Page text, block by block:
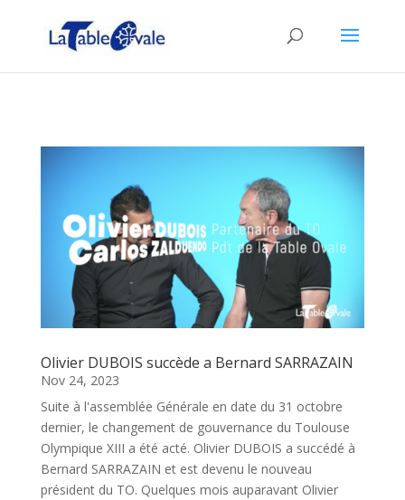
Olivier DUBOIS succède a Bernard SARRAZAIN
Nov 24, 2023
Suite à l'assemblée Générale en date du 31 octobre
dernier, le changement de gouvernance du Toulouse
Olympique XIII a été acté. Olivier DUBOIS a succédé à
Bernard SARRAZAIN et est devenu le nouveau
président du TO. Quelques mois auparavant Olivier